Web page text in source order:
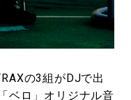
の3組がDJで出
ベロ」オリジナル音